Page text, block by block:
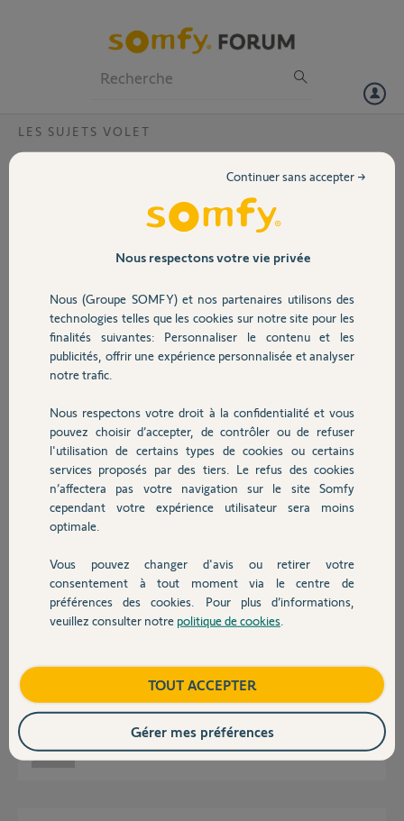
Volet
Sécurité
Domotique
Chauffage
Autres produits
Devis avec un pro
Contact
LES SUJETS VOLET
télécommande Somfy Telis 6 et capteur
Je souhaite utiliser la télécommande Telis 6 et le capteur solaire Sunis
pour ouvrir le matin au lever du soleil mes volets RTS Somfy puis les
Pour la fermeture le soir, je peux utiliser la fonction crépuscule de la
Telis mais pour le lever des volets ça ne fonctionne pas. Est ce que le
capteur Sunis peut assurer cette fonction ?
Merci pour votre aide
luc T.
il y a plus de 4 ans
Participer au fil de discussion
Réponses
Non ce ne sera pas possible.
équipement RTS.
Pour une gestion solaire il vous faudra Tahoma Switch.
CdL
Anonyme il y a plus de 4 ans
Nous respectons votre vie privée
Nous (Groupe SOMFY) et nos partenaires utilisons des
technologies telles que les cookies sur notre site pour les
finalités suivantes: Personnaliser le contenu et les
publicités, offrir une expérience personnalisée et analyser
notre trafic.
Nous respectons votre droit à la confidentialité et vous
pouvez choisir d’accepter, de contrôler ou de refuser
l'utilisation de certains types de cookies ou certains
services proposés par des tiers. Le refus des cookies
n’affectera pas votre navigation sur le site Somfy
cependant votre expérience utilisateur sera moins
optimale.
Vous pouvez changer d'avis ou retirer votre
consentement à tout moment via le centre de
préférences des cookies. Pour plus d’informations,
veuillez consulter notre politique de cookies
Continuer sans accepter →
TOUT ACCEPTER
Gérer mes préférences